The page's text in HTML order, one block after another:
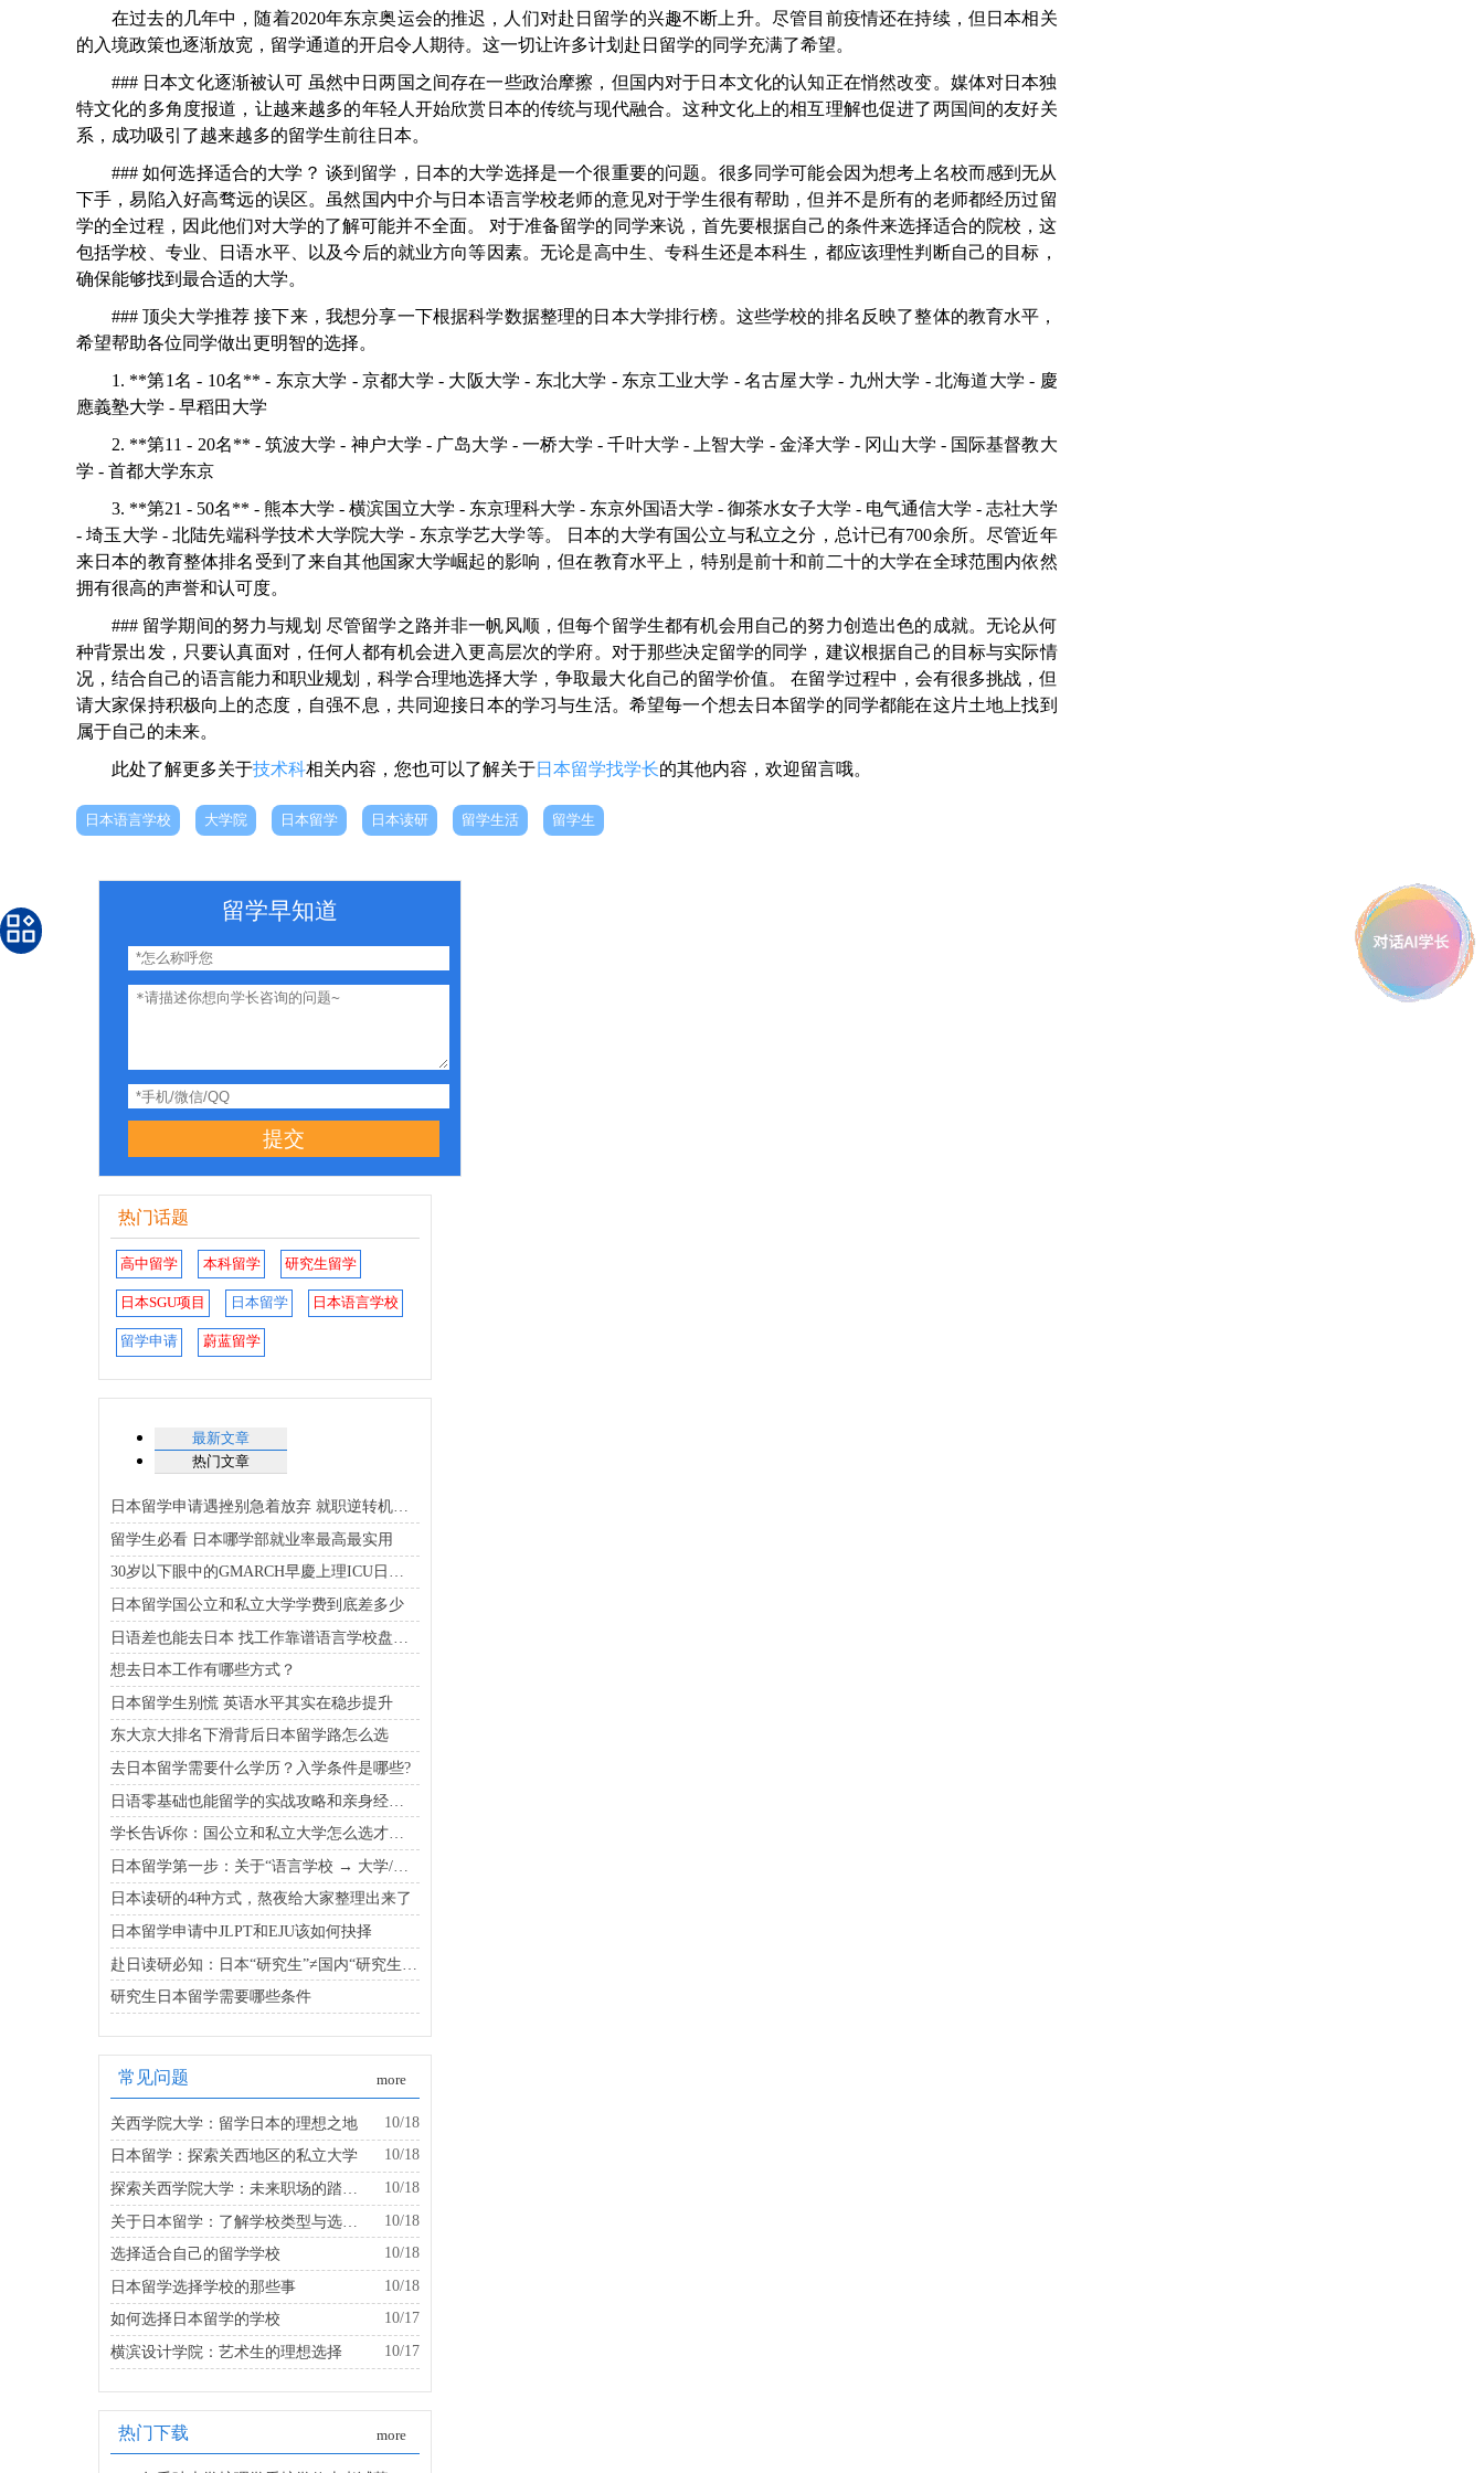
在过去的几年中，随着2020年东京奥运会的推迟，人们对赴日留学的兴趣不断上升。尽管目前疫情还在持续，但日本相关
的入境政策也逐渐放宽，留学通道的开启令人期待。这一切让许多计划赴日留学的同学充满了希望。
### 日本文化逐渐被认可 虽然中日两国之间存在一些政治摩擦，但国内对于日本文化的认知正在悄然改变。媒体对日本独
特文化的多角度报道，让越来越多的年轻人开始欣赏日本的传统与现代融合。这种文化上的相互理解也促进了两国间的友好关
系，成功吸引了越来越多的留学生前往日本。
### 如何选择适合的大学？ 谈到留学，日本的大学选择是一个很重要的问题。很多同学可能会因为想考上名校而感到无从
下手，易陷入好高骛远的误区。虽然国内中介与日本语言学校老师的意见对于学生很有帮助，但并不是所有的老师都经历过留
学的全过程，因此他们对大学的了解可能并不全面。 对于准备留学的同学来说，首先要根据自己的条件来选择适合的院校，这
包括学校、专业、日语水平、以及今后的就业方向等因素。无论是高中生、专科生还是本科生，都应该理性判断自己的目标，
确保能够找到最合适的大学。
### 顶尖大学推荐 接下来，我想分享一下根据科学数据整理的日本大学排行榜。这些学校的排名反映了整体的教育水平，
希望帮助各位同学做出更明智的选择。
1. **第1名 - 10名** - 东京大学 - 京都大学 - 大阪大学 - 东北大学 - 东京工业大学 - 名古屋大学 - 九州大学 - 北海道大学 - 慶
應義塾大学 - 早稻田大学
2. **第11 - 20名** - 筑波大学 - 神户大学 - 广岛大学 - 一桥大学 - 千叶大学 - 上智大学 - 金泽大学 - 冈山大学 - 国际基督教大
学 - 首都大学东京
3. **第21 - 50名** - 熊本大学 - 横滨国立大学 - 东京理科大学 - 东京外国语大学 - 御茶水女子大学 - 电气通信大学 - 志社大学
- 埼玉大学 - 北陆先端科学技术大学院大学 - 东京学艺大学等。 日本的大学有国公立与私立之分，总计已有700余所。尽管近年
来日本的教育整体排名受到了来自其他国家大学崛起的影响，但在教育水平上，特别是前十和前二十的大学在全球范围内依然
拥有很高的声誉和认可度。
### 留学期间的努力与规划 尽管留学之路并非一帆风顺，但每个留学生都有机会用自己的努力创造出色的成就。无论从何
种背景出发，只要认真面对，任何人都有机会进入更高层次的学府。对于那些决定留学的同学，建议根据自己的目标与实际情
况，结合自己的语言能力和职业规划，科学合理地选择大学，争取最大化自己的留学价值。 在留学过程中，会有很多挑战，但
请大家保持积极向上的态度，自强不息，共同迎接日本的学习与生活。希望每一个想去日本留学的同学都能在这片土地上找到
属于自己的未来。
此处了解更多关于技术科相关内容，您也可以了解关于日本留学找学长的其他内容，欢迎留言哦。
日本语言学校 大学院 日本留学 日本读研 留学生活 留学生
留学早知道
提交
热门话题
高中留学 本科留学 研究生留学
日本SGU项目 日本留学 日本语言学校
留学申请 蔚蓝留学
最新文章
热门文章
日本留学申请遇挫别急着放弃 就职逆转机会依然存在
留学生必看 日本哪学部就业率最高最实用
30岁以下眼中的GMARCH早慶上理ICU日东骏专优质大学排行榜
日本留学国公立和私立大学学费到底差多少
想去日本工作有哪些方式？
日本留学生别慌 英语水平其实在稳步提升
东大京大排名下滑背后日本留学路怎么选
去日本留学需要什么学历？入学条件是哪些?
学长告诉你：国公立和私立大学怎么选才能既省钱又靠谱
日本读研的4种方式，熬夜给大家整理出来了
日本留学申请中JLPT和EJU该如何抉择
研究生日本留学需要哪些条件
常见问题 more
关西学院大学：留学日本的理想之地
10/18
日本留学：探索关西地区的私立大学
10/18
10/18
10/18
选择适合自己的留学学校
10/18
日本留学选择学校的那些事
10/18
如何选择日本留学的学校
10/17
横滨设计学院：艺术生的理想选择
10/17
热门下载 more